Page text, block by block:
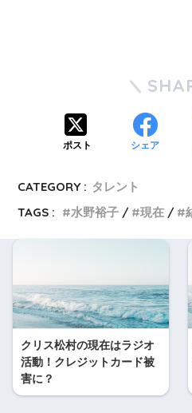
ポスト シェア
CATEGORY : タレント
TAGS :
水野裕子 現在
クリス松村の現在はラジオ
活動！クレジットカード被
害に？